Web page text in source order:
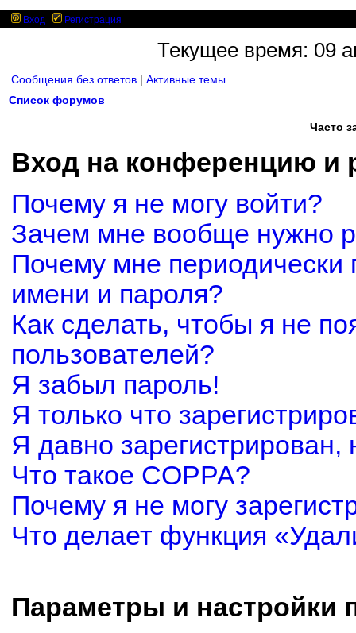
Вход Регистрация
Текущее время: 09
Сообщения без ответов | Активные темы
Список форумов
Часто
Вход на конференцию и
Почему я не могу войти?
Зачем мне вообще нужно
Почему мне периодически
имени и пароля?
Как сделать, чтобы я не
пользователей?
Я забыл пароль!
Я только что
Я давно
Что такое COPPA?
Почему я не могу
Что делает функция
Параметры и настройки